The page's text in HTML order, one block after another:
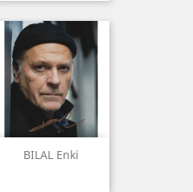
BILAL Enki